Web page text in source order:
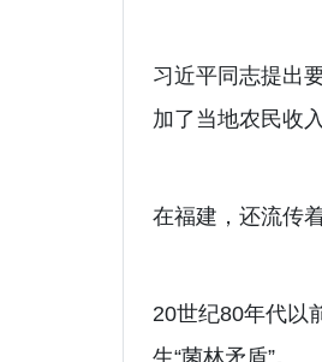
习近平同志提出
加了当地农民收入
在福建，还流传
20世纪80年代以
生“菌林矛盾”。